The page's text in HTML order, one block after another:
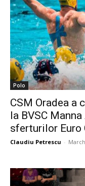
Polo
CSM Oradea a
la BVSC
sferturilor Euro
Claudiu Petrescu -